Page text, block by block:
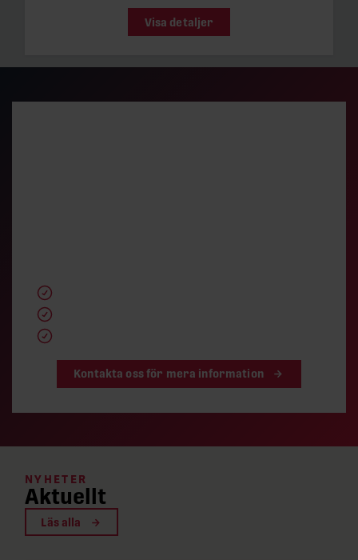
Visa detaljer
Kontakta oss för mera information
NYHETER
Aktuellt
Läs alla